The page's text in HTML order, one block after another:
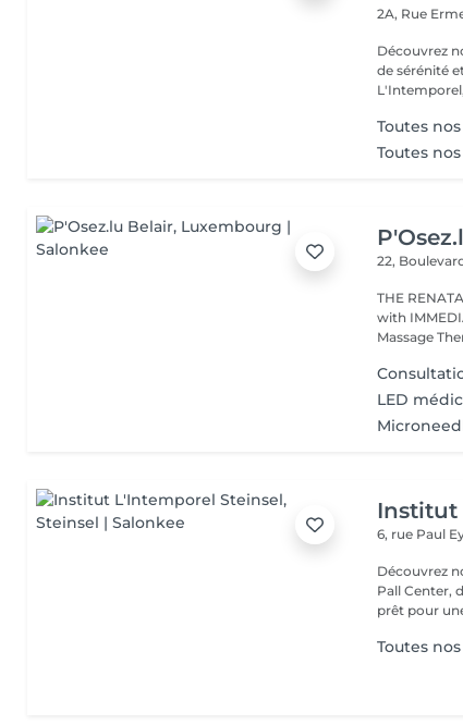
2A, Rue
Découvrez
de sérénité
Toutes
Toutes
22,
THE RENATA FRANCA
with IMMEDIATE RESULT
Massage
LED
Institut
6, rue Paul
Découvrez
Pall Center,
prêt pour
Toutes